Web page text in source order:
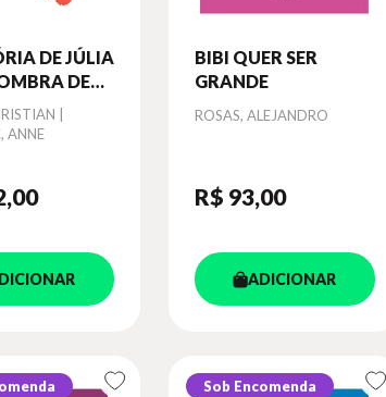
DE JÚLIA
DE
|
ANNE
,00
BIBI QUER SER
GRANDE
Autor
ROSAS, ALEJANDRO
R$ 93,00
ADICIONAR
Sob Encomenda